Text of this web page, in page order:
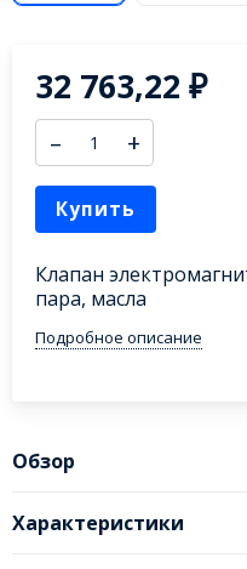
32 763,22₽
– +
Купить
Клапан
пара, масла
Подробное описание
Обзор
Характеристики